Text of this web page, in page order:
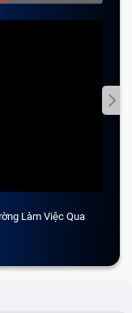
Làm Việc Qua